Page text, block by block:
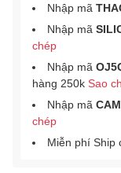
Nhập mã
Nhập mã
chép
Nhập mã
hàng 250k Sao
Nhập mã
chép
Miễn phí Ship